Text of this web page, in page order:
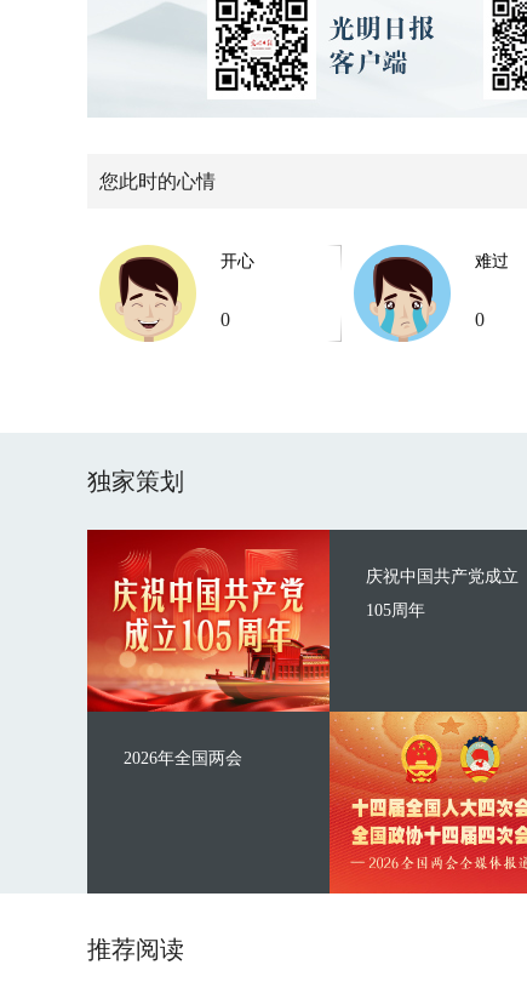
您此时的心情
开心
0
难过
0
独家策划
庆祝中国共产党成立
105周年
2026年全国两会
推荐阅读